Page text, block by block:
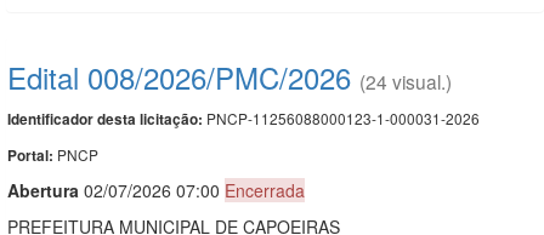
Edital 008/2026/PMC/2026 (24 visual.)
Identificador desta licitação: PNCP-11256088000123-1-000031-2026
Portal: PNCP
Abertura 02/07/2026 07:00 Encerrada
PREFEITURA MUNICIPAL DE CAPOEIRAS